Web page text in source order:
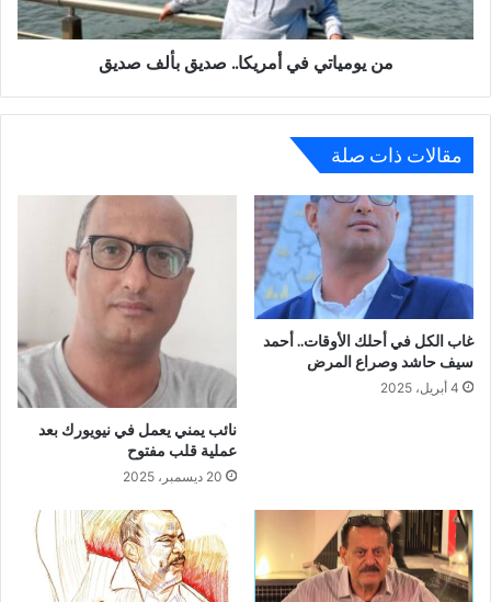
من يومياتي في أمريكا.. صديق بألف صديق
مقالات ذات صلة
غاب الكل في أحلك الأوقات.. أحمد
سيف حاشد وصراع المرض
4 أبريل، 2025
نائب يمني يعمل في نيويورك بعد
عملية قلب مفتوح
20 ديسمبر، 2025